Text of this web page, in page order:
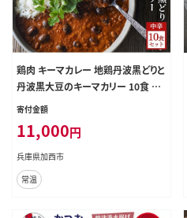
鶏肉 キーマカレー 地鶏丹波黒どりと
丹波黒大豆のキーマカリー 10食 セ
ット 最短4日以内発送 詰め合わせ
ト レトルトパウチ 常温保存 防災 防
災食 非常食 カレー
寄付金額
11,000円
兵庫県加西市
常温